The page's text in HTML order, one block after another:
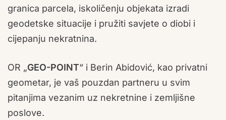
granica parcela, iskoličenju objekata izradi
geodetske situacije i pružiti savjete o diobi i
cijepanju nekratnina.
OR „GEO-POINT“ i Berin Abidović, kao privatni
geometar, je vaš pouzdan partneru u svim
pitanjima vezanim uz nekretnine i zemljišne
poslove.